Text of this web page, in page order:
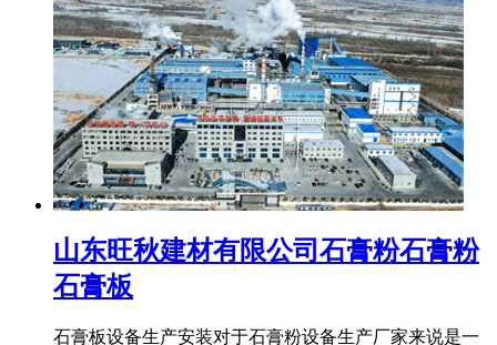
山东旺秋建材有限公司石膏粉石膏粉
石膏板
石膏板设备生产安装对于石膏粉设备生产厂家来说是一